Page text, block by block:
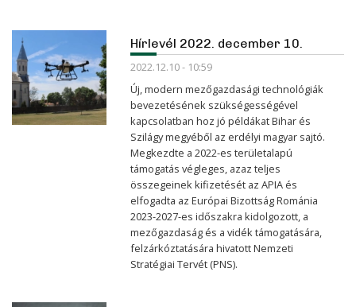
Hírlevél 2022. december 10.
2022.12.10 - 10:59
Új, modern mezőgazdasági technológiák
bevezetésének szükségességével
kapcsolatban hoz jó példákat Bihar és
Szilágy megyéből az erdélyi magyar sajtó.
Megkezdte a 2022-es területalapú
támogatás végleges, azaz teljes
összegeinek kifizetését az APIA és
elfogadta az Európai Bizottság Románia
2023-2027-es időszakra kidolgozott, a
mezőgazdaság és a vidék támogatására,
felzárkóztatására hivatott Nemzeti
Stratégiai Tervét (PNS).